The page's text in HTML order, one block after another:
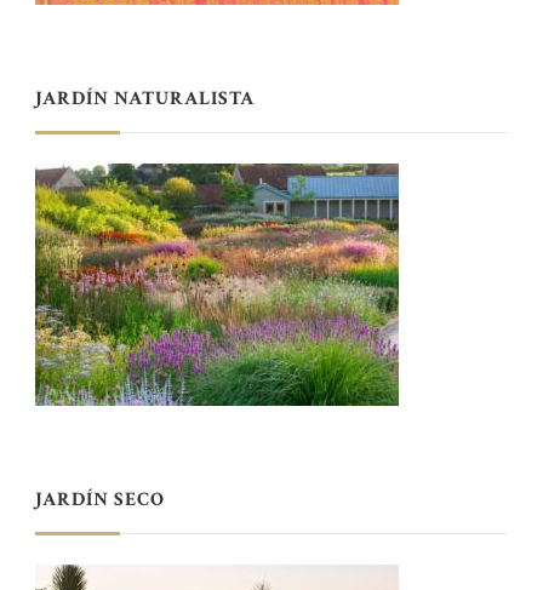
JARDÍN NATURALISTA
JARDÍN SECO